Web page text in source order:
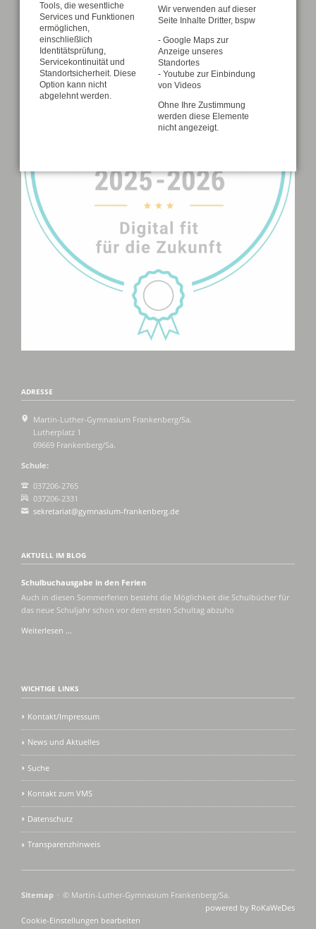
Klasse 8
ADRESSE
Martin-Luther-Gymnasium Frankenberg/Sa.
Lutherplatz 1
09669 Frankenberg/Sa.
Schule:
037206-2765
037206-2331
sekretariat@gymnasium-frankenberg.de
AKTUELL IM BLOG
Schulbuchausgabe in den Ferien
Auch in diesen Sommerferien besteht die Möglichkeit die Schulbücher für
das neue Schuljahr schon vor dem ersten Schultag abzuho
Weiterlesen …
WICHTIGE LINKS
Kontakt/Impressum
News und Aktuelles
Suche
Kontakt zum VMS
Datenschutz
Transparenzhinweis
Navigation
Sitemap
© Martin-Luther-Gymnasium Frankenberg/Sa.
powered by RoKaWeDes
Cookie-Einstellungen bearbeiten
Tools, die wesentliche
Services und Funktionen
ermöglichen,
einschließlich
Identitätsprüfung,
Servicekontinuität und
Standortsicherheit. Diese
Option kann nicht
abgelehnt werden.
Wir verwenden auf dieser
Seite Inhalte Dritter, bspw
- Google Maps zur
Anzeige unseres
Standortes
- Youtube zur Einbindung
von Videos
Ohne Ihre Zustimmung
werden diese Elemente
nicht angezeigt.